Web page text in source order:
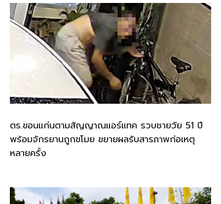
ตร.ขอนแก่นตามสัญญาณแอร์แทค รวบชายวัย 51 ปี
พร้อมจักรยานถูกขโมย ขยายผลรับสารภาพก่อเหตุ
หลายครั้ง